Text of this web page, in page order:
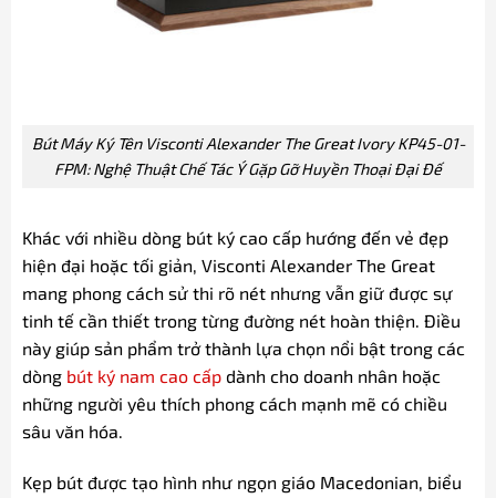
Bút Máy Ký Tên Visconti Alexander The Great Ivory KP45-01-
FPM: Nghệ Thuật Chế Tác Ý Gặp Gỡ Huyền Thoại Đại Đế
Khác với nhiều dòng bút ký cao cấp hướng đến vẻ đẹp
hiện đại hoặc tối giản, Visconti Alexander The Great
mang phong cách sử thi rõ nét nhưng vẫn giữ được sự
tinh tế cần thiết trong từng đường nét hoàn thiện. Điều
này giúp sản phẩm trở thành lựa chọn nổi bật trong các
dòng bút ký nam cao cấpdành cho doanh nhân hoặc
những người yêu thích phong cách mạnh mẽ có chiều
sâu văn hóa.
Kẹp bút được tạo hình như ngọn giáo Macedonian, biểu